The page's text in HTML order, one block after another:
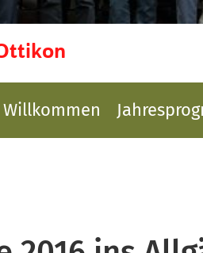
Willkommen